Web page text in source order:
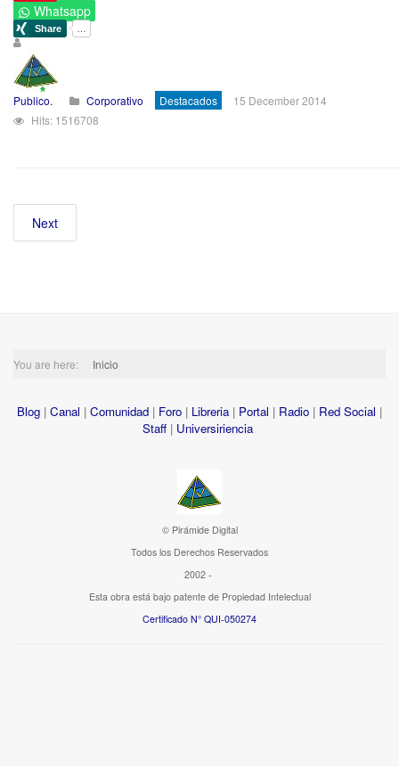
Whatsapp
Publico. Corporativo Destacados
15 December 2014
Hits: 1516708
Next
You are here: Inicio
Blog | Canal | Comunidad | Foro | Libreria | Portal | Radio | Red Social |
Staff | Universiriencia
© Pirámide Digital
Todos los Derechos Reservados
2002 -
Esta obra está bajo patente de Propiedad Intelectual
Certificado N° QUI-050274